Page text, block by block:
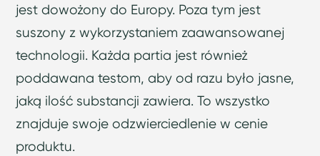
jest dowożony do Europy. Poza tym jest
suszony z wykorzystaniem zaawansowanej
technologii. Każda partia jest również
poddawana testom, aby od razu było jasne,
jaką ilość substancji zawiera. To wszystko
znajduje swoje odzwierciedlenie w cenie
produktu.